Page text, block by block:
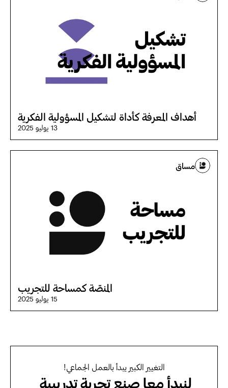
أهداف المعرفة كأداة لتشكيل المسؤولية الفكرية
13 يوليو 2025
مساق
المنصّة كمساحة للتجريب
15 يوليو 2025
التغيير الكبير يبدأ بالعمل الجماعي!